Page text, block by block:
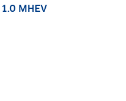
mhev, 92 kW, Benzine,
MHEV